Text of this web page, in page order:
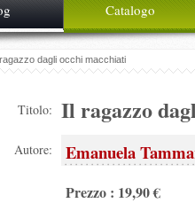
Catalogo
dagli occhi macchiati
Titolo: Il ragazzo
Autore: Emanuela
Prezzo : 19,90 €